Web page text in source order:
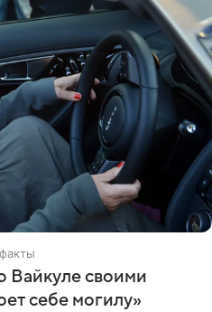
Вайкуле своими
себе могилу»